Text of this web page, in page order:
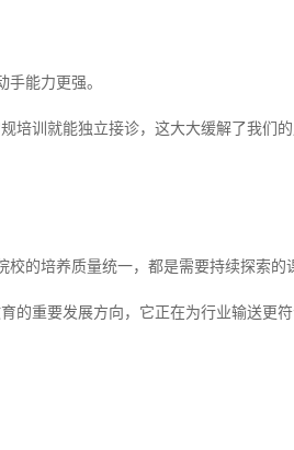
能力更强。
培训就能独立接诊，这大大缓解了我们的
的培养质量统一，都是需要持续探索的
的重要发展方向，它正在为行业输送更符